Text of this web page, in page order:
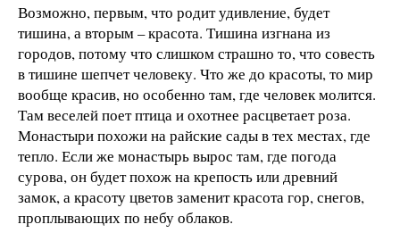
Возможно, первым, что родит удивление, будет
тишина, а вторым – красота. Тишина изгнана из
городов, потому что слишком страшно то, что совесть
в тишине шепчет человеку. Что же до красоты, то мир
вообще красив, но особенно там, где человек молится.
Там веселей поет птица и охотнее расцветает роза.
Монастыри похожи на райские сады в тех местах, где
тепло. Если же монастырь вырос там, где погода
сурова, он будет похож на крепость или древний
замок, а красоту цветов заменит красота гор, снегов,
проплывающих по небу облаков.